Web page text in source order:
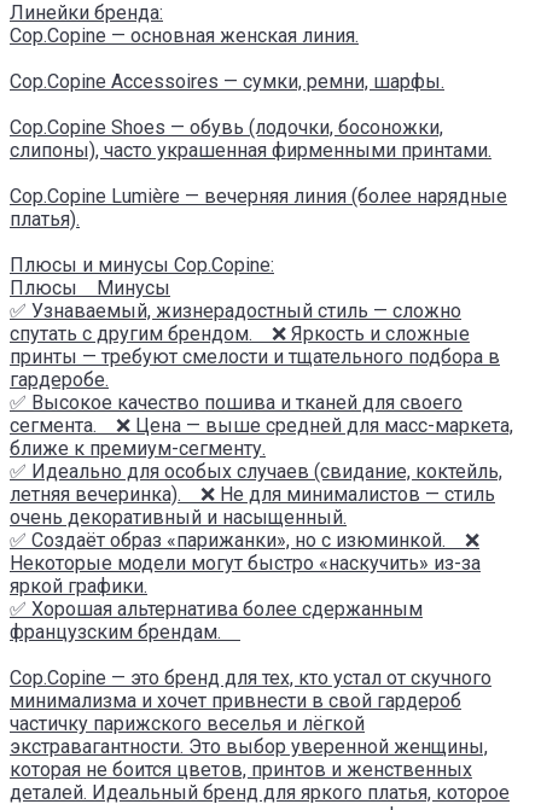
Линейки бренда:
Cop.Copine — основная женская линия.
Cop.Copine Accessoires — сумки, ремни, шарфы.
Cop.Copine Shoes — обувь (лодочки, босоножки,
слипоны), часто украшенная фирменными принтами.
Cop.Copine Lumière — вечерняя линия (более нарядные
платья).
Плюсы и минусы Cop.Copine:
Плюсы Минусы
✅ Узнаваемый, жизнерадостный стиль — сложно
спутать с другим брендом. ❌ Яркость и сложные
принты — требуют смелости и тщательного подбора в
гардеробе.
✅ Высокое качество пошива и тканей для своего
сегмента. ❌ Цена — выше средней для масс-маркета,
ближе к премиум-сегменту.
✅ Идеально для особых случаев (свидание, коктейль,
летняя вечеринка). ❌ Не для минималистов — стиль
очень декоративный и насыщенный.
✅ Создаёт образ «парижанки», но с изюминкой. ❌
Некоторые модели могут быстро «наскучить» из-за
яркой графики.
✅ Хорошая альтернатива более сдержанным
французским брендам.
Cop.Copine — это бренд для тех, кто устал от скучного
минимализма и хочет привнести в свой гардероб
частичку парижского веселья и лёгкой
экстравагантности. Это выбор уверенной женщины,
которая не боится цветов, принтов и женственных
деталей. Идеальный бренд для яркого платья, которое